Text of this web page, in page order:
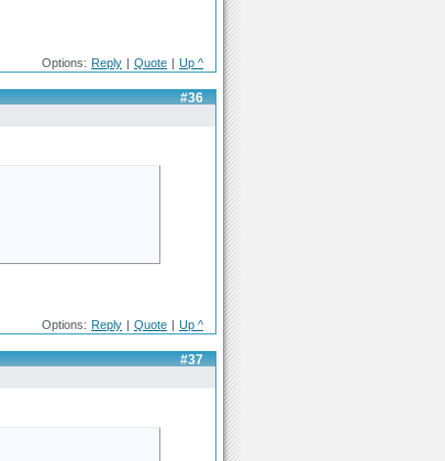
Options: Reply Quote Up ^
#36
Options: Reply | Quote | Up ^
#37